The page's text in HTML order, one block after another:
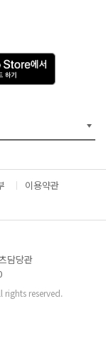
A
p
p
e
서
다
운
드
이용약관
담당관
reserved.